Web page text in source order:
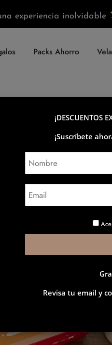
experiencia inolvidable
Packs Ahorro
¡DESCUENTOS
¡Suscríbete
Revisa tu email y